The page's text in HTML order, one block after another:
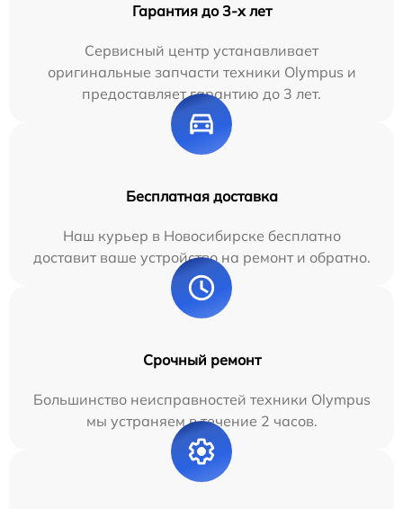
Гарантия до 3-х лет
Сервисный центр устанавливает
оригинальные запчасти техники Olympus и
предоставляет гарантию до 3 лет.
Бесплатная доставка
Наш курьер в Новосибирске бесплатно
доставит ваше устройство на ремонт и обратно.
Срочный ремонт
Большинство неисправностей техники Olympus
мы устраняем в течение 2 часов.